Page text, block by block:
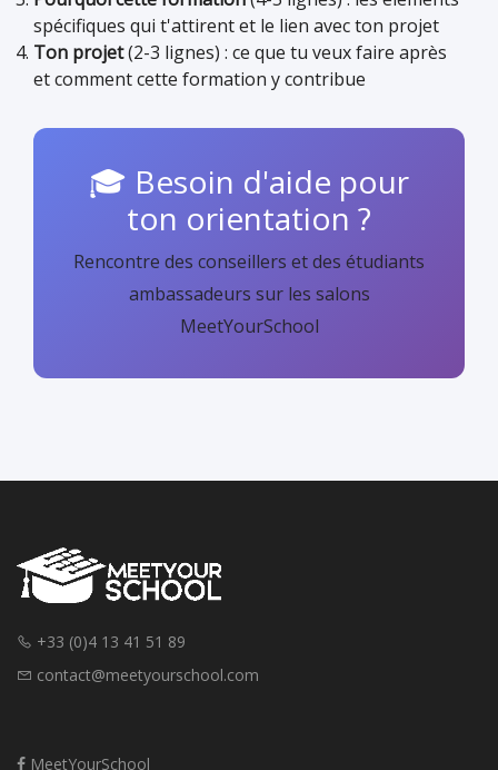
spécifiques qui t'attirent et le lien avec ton projet
Ton projet(2-3 lignes) : ce que tu veux faire après
et comment cette formation y contribue
🎓 Besoin d'aide pour
ton orientation ?
Rencontre des conseillers et des étudiants
ambassadeurs sur les salons
MeetYourSchool
+33 (0)4 13 41 51 89
contact@meetyourschool.com
MeetYourSchool